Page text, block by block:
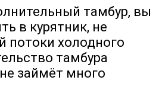
тамбур, вы
в курятник, не
потоки холодного
тамбура
займёт много